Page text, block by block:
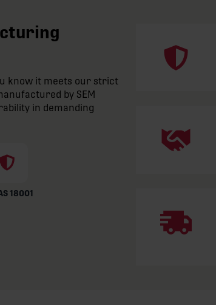
know it meets our strict
by SEM
in demanding
18001